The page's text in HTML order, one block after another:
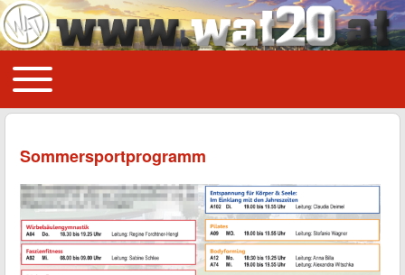
Main navigation
Toggle main menu
Sommersportprogramm